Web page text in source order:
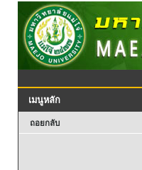
เมนูหลัก
ถอยกลับ